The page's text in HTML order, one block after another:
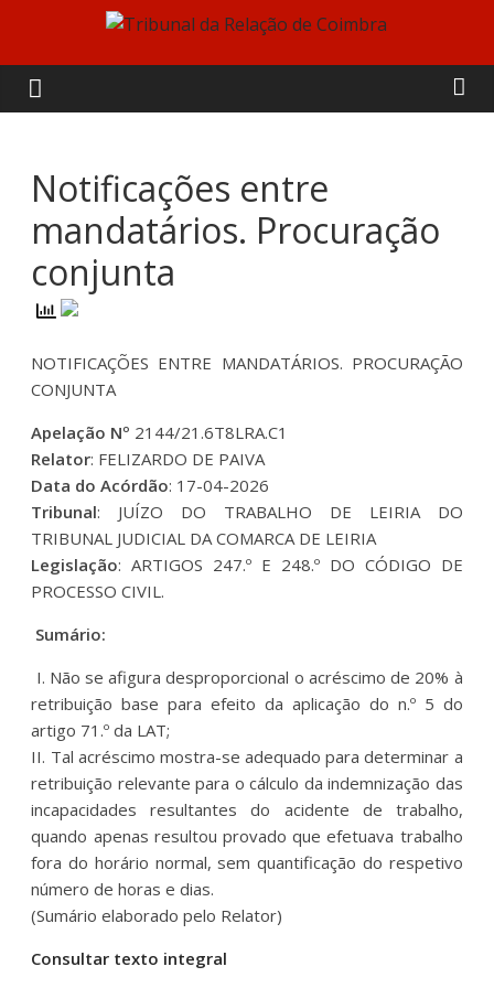
content
Tribunal
da
Relação
de
Coimbra
Notificações entre
mandatários. Procuração
conjunta
NOTIFICAÇÕES ENTRE MANDATÁRIOS. PROCURAÇÃO
CONJUNTA
Apelação Nº 2144/21.6T8LRA.C1
Relator: FELIZARDO DE PAIVA
Data do Acórdão: 17-04-2026
Tribunal: JUÍZO DO TRABALHO DE LEIRIA DO
TRIBUNAL JUDICIAL DA COMARCA DE LEIRIA
Legislação: ARTIGOS 247.º E 248.º DO CÓDIGO DE
PROCESSO CIVIL.
Sumário:
I. Não se afigura desproporcional o acréscimo de 20% à
retribuição base para efeito da aplicação do n.º 5 do
artigo 71.º da LAT;
II. Tal acréscimo mostra-se adequado para determinar a
retribuição relevante para o cálculo da indemnização das
incapacidades resultantes do acidente de trabalho,
quando apenas resultou provado que efetuava trabalho
fora do horário normal, sem quantificação do respetivo
número de horas e dias.
(Sumário elaborado pelo Relator)
Consultar texto integral